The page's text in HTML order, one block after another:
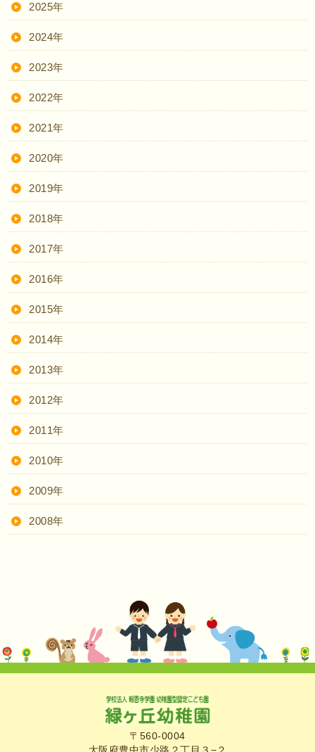
2025年
2024年
2023年
2022年
2021年
2020年
2019年
2018年
2017年
2016年
2015年
2014年
2013年
2012年
2011年
2010年
2009年
2008年
〒560-0004
大阪府豊中市少路２丁目３−２